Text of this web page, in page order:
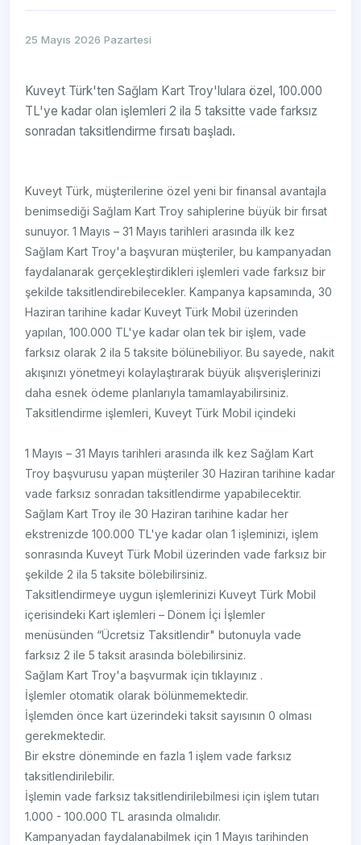
25 Mayıs 2026 Pazartesi
Kuveyt Türk'ten Sağlam Kart Troy'lulara özel, 100.000
TL'ye kadar olan işlemleri 2 ila 5 taksitte vade farksız
sonradan taksitlendirme fırsatı başladı.
Kuveyt Türk, müşterilerine özel yeni bir finansal avantajla
benimsediği Sağlam Kart Troy sahiplerine büyük bir fırsat
sunuyor. 1 Mayıs – 31 Mayıs tarihleri arasında ilk kez
Sağlam Kart Troy'a başvuran müşteriler, bu kampanyadan
faydalanarak gerçekleştirdikleri işlemleri vade farksız bir
şekilde taksitlendirebilecekler. Kampanya kapsamında, 30
Haziran tarihine kadar Kuveyt Türk Mobil üzerinden
yapılan, 100.000 TL'ye kadar olan tek bir işlem, vade
farksız olarak 2 ila 5 taksite bölünebiliyor. Bu sayede, nakit
akışınızı yönetmeyi kolaylaştırarak büyük alışverişlerinizi
daha esnek ödeme planlarıyla tamamlayabilirsiniz.
Taksitlendirme işlemleri, Kuveyt Türk Mobil içindeki
1 Mayıs – 31 Mayıs tarihleri arasında ilk kez Sağlam Kart
Troy başvurusu yapan müşteriler 30 Haziran tarihine kadar
vade farksız sonradan taksitlendirme yapabilecektir.
Sağlam Kart Troy ile 30 Haziran tarihine kadar her
ekstrenizde 100.000 TL'ye kadar olan 1 işleminizi, işlem
sonrasında Kuveyt Türk Mobil üzerinden vade farksız bir
şekilde 2 ila 5 taksite bölebilirsiniz.
Taksitlendirmeye uygun işlemlerinizi Kuveyt Türk Mobil
içerisindeki Kart işlemleri – Dönem İçi İşlemler
menüsünden “Ücretsiz Taksitlendir" butonuyla vade
farksız 2 ile 5 taksit arasında bölebilirsiniz.
Sağlam Kart Troy'a başvurmak için tıklayınız .
İşlemler otomatik olarak bölünmemektedir.
İşlemden önce kart üzerindeki taksit sayısının 0 olması
gerekmektedir.
Bir ekstre döneminde en fazla 1 işlem vade farksız
taksitlendirilebilir.
İşlemin vade farksız taksitlendirilebilmesi için işlem tutarı
1.000 - 100.000 TL arasında olmalıdır.
Kampanyadan faydalanabilmek için 1 Mayıs tarihinden